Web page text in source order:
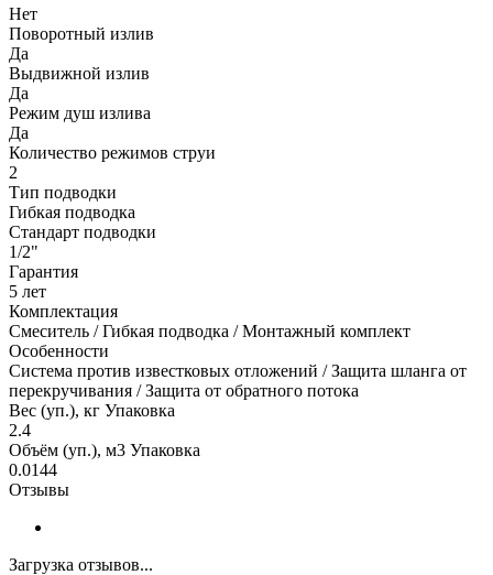
Нет
Поворотный излив
Да
Выдвижной излив
Да
Режим душ излива
Да
Количество режимов струи
2
Тип подводки
Гибкая подводка
Стандарт подводки
1/2"
Гарантия
5 лет
Комплектация
Смеситель / Гибкая подводка / Монтажный комплект
Особенности
Система против известковых отложений / Защита шланга от
перекручивания / Защита от обратного потока
Вес (уп.), кг Упаковка
2.4
Объём (уп.), м3 Упаковка
0.0144
Отзывы
Загрузка отзывов...